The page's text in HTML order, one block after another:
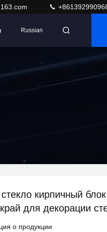
Russian
кирпичный блок
для декорации
о продукции